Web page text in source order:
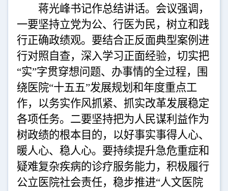
蒋光峰书记作总结讲话。会议强调，
一要坚持立党为公、行医为民，树立和践
行正确政绩观。要结合正反面典型案例进
行对照自查，深入学习正面经验，切实把
“实”字贯穿想问题、办事情的全过程，围
绕医院“十五五”发展规划和年度重点工
作，以务实作风抓紧、抓实改革发展稳定
各项任务。二要坚持把为人民谋利益作为
树政绩的根本目的，以好事实事得人心、
暖人心、稳人心。要持续提升急危重症和
疑难复杂疾病的诊疗服务能力，积极履行
公立医院社会责任，稳步推进“人文医院